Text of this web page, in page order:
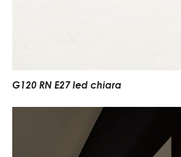
G120 RN E27 led chiara